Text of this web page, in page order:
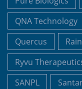
QNA Technology
Quercus
Ryvu
SANPL